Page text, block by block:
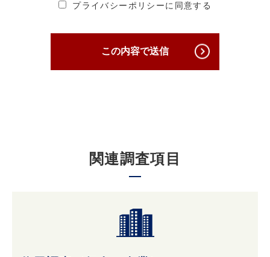
の紛失、破壊、改ざん及び漏えいを防ぐため、
必要かつ適切な安全管理対策を講じ、厳正な管
ることはありません。
所、検察庁、警察、 弁護士会、消費者センター
またはこれらに準じた権限を有する機関から、
プライバシーポリシーに同意する
この内容で送信
関連調査項目